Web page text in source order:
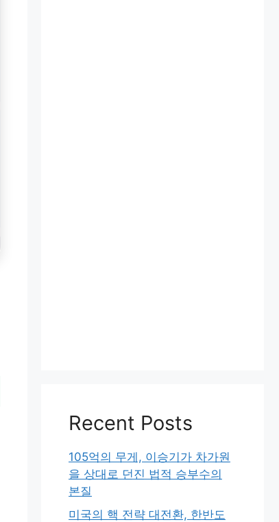
Recent Posts
105억의 무게, 이승기가 차가원
을 상대로 던진 법적 승부수의
본질
미국의 핵 전략 대전환, 한반도